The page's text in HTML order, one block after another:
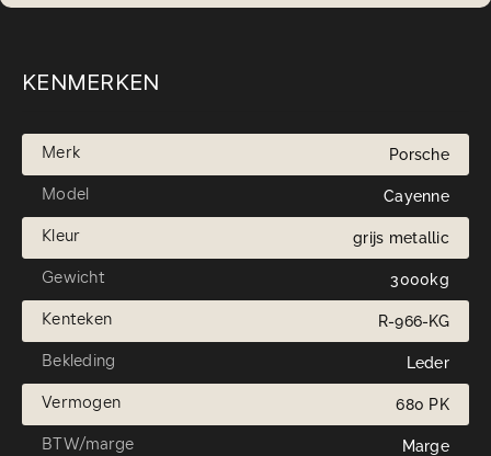
KENMERKEN
Merk Porsche
Model Cayenne
Kleur grijs metallic
Gewicht 3000kg
Kenteken R-966-KG
Bekleding Leder
Vermogen 680 PK
BTW/marge Marge